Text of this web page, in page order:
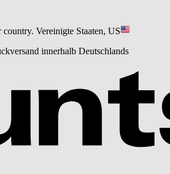
country. Vereinigte Staaten, US
innerhalb Deutschlands